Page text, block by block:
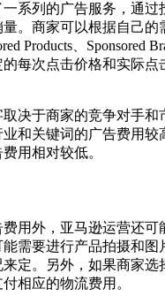
系列的广告服务，通过
。商家可以根据自己的
Products、Sponsored
每次点击价格和实际点
决于商家的竞争对手和
和关键词的广告费用较
用相对较低。
用外，亚马逊运营还可
需要进行产品拍摄和图
定。另外，如果商家选
相应的物流费用。